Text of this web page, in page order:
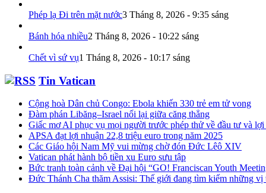
Phép lạ Đi trên mặt nước3 Tháng 8, 2026 - 9:35 sáng
Bánh hóa nhiều2 Tháng 8, 2026 - 10:22 sáng
Chết vì sứ vụ1 Tháng 8, 2026 - 10:17 sáng
Tin Vatican
Cộng hoà Dân chủ Congo: Ebola khiến 330 trẻ em tử vong
Đàm phán Libăng–Israel nối lại giữa căng thẳng
Giấc mơ AI phục vụ mọi người trước phép thử về đầu tư và lợi
APSA đạt lợi nhuận 22,8 triệu euro trong năm 2025
Các Giáo hội Nam Mỹ vui mừng chờ đón Đức Lêô XIV
Vatican phát hành bộ tiền xu Euro sưu tập
Bức tranh toàn cảnh về Đại hội “GO! Franciscan Youth
Đức Thánh Cha thăm Assisi: Thế giới đang tìm kiếm những vị